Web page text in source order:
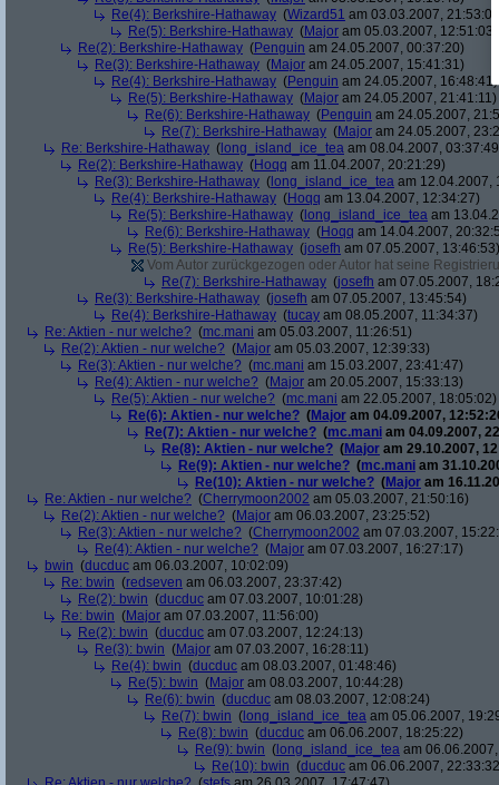
Re(4): Berkshire-Hathaway (Wizard51 am 03.03.2007,
Re(5): Berkshire-Hathaway (Major am 05.03.2007, 12:51:03)
Re(2): Berkshire-Hathaway (Penguin am 24.05.2007, 00:37:20)
Re(3): Berkshire-Hathaway (Major am 24.05.2007, 15:41:31)
Re(4): Berkshire-Hathaway (Penguin am 24.05.2007, 16:48:41)
Re(5): Berkshire-Hathaway (Major am 24.05.2007, 21:41:11)
Re(6): Berkshire-Hathaway (Penguin am 24.05.2007,
Re(7): Berkshire-Hathaway (Major am 24.05.2007,
Re: Berkshire-Hathaway ( long_island_ice_tea am 08.04.2007,
Re(2): Berkshire-Hathaway (Hoqq am 11.04.2007, 20:21:29)
Re(3): Berkshire-Hathaway ( long_island_ice_tea am 12.04.2007,
Re(4): Berkshire-Hathaway (Hoqq am 13.04.2007, 12:34:27)
Re(5): Berkshire-Hathaway ( long_island_ice_tea am
Re(6): Berkshire-Hathaway (Hoqq am 14.04.2007,
Re(5): Berkshire-Hathaway (josefh am 07.05.2007, 13:46:53)
Vom Autor zurückgezogen oder Autor hat seine
Re(7): Berkshire-Hathaway (josefh am 07.05.2007,
Re(3): Berkshire-Hathaway (josefh am 07.05.2007, 13:45:54)
Re(4): Berkshire-Hathaway (tucay am 08.05.2007, 11:34:37)
Re: Aktien - nur welche? (mc.mani am 05.03.2007, 11:26:51)
Re(2): Aktien - nur welche? (Major am 05.03.2007, 12:39:33)
Re(3): Aktien - nur welche? (mc.mani am 15.03.2007, 23:41:47)
Re(4): Aktien - nur welche? (Major am 20.05.2007, 15:33:13)
Re(5): Aktien - nur welche? (mc.mani am 22.05.2007, 18:05:02)
Re(6): Aktien - nur welche? (Major am 04.09.2007,
Re(7): Aktien - nur welche? (mc.mani am 04.09.2007,
Re(8): Aktien - nur welche? (Major am 29.10.2007,
Re(9): Aktien - nur welche? (mc.mani am
Re(10): Aktien - nur welche? (Major am
Re: Aktien - nur welche? (Cherrymoon2002 am 05.03.2007, 21:50:16)
Re(2): Aktien - nur welche? (Major am 06.03.2007, 23:25:52)
Re(3): Aktien - nur welche? (Cherrymoon2002 am 07.03.2007,
Re(4): Aktien - nur welche? (Major am 07.03.2007, 16:27:17)
bwin (ducduc am 06.03.2007, 10:02:09)
Re: bwin (redseven am 06.03.2007, 23:37:42)
Re(2): bwin (ducduc am 07.03.2007, 10:01:28)
Re: bwin (Major am 07.03.2007, 11:56:00)
Re(2): bwin (ducduc am 07.03.2007, 12:24:13)
Re(3): bwin (Major am 07.03.2007, 16:28:11)
Re(4): bwin (ducduc am 08.03.2007, 01:48:46)
Re(5): bwin (Major am 08.03.2007, 10:44:28)
Re(6): bwin (ducduc am 08.03.2007, 12:08:24)
Re(7): bwin ( long_island_ice_tea am 05.06.2007,
Re(8): bwin (ducduc am 06.06.2007, 18:25:22)
Re(9): bwin ( long_island_ice_tea am
Re(10): bwin (ducduc am 06.06.2007,